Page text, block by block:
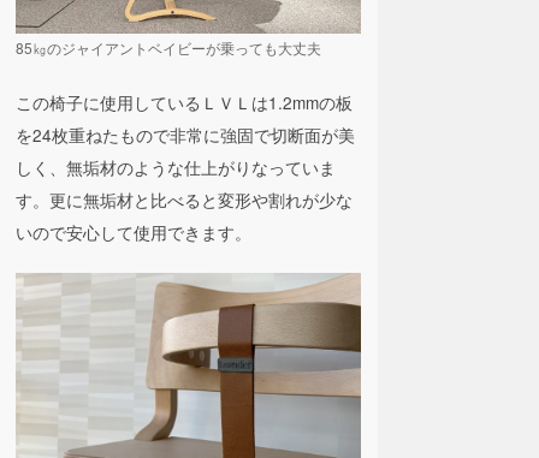
85㎏のジャイアントベイビーが乗っても大丈夫
この椅子に使用しているＬＶＬは1.2mmの板
を24枚重ねたもので非常に強固で切断面が美
しく、無垢材のような仕上がりなっていま
す。更に無垢材と比べると変形や割れが少な
いので安心して使用できます。